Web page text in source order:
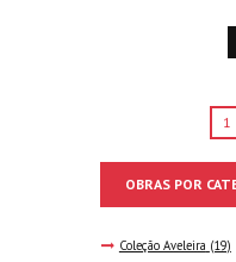
1
OBRAS POR
Coleção Aveleira (19)